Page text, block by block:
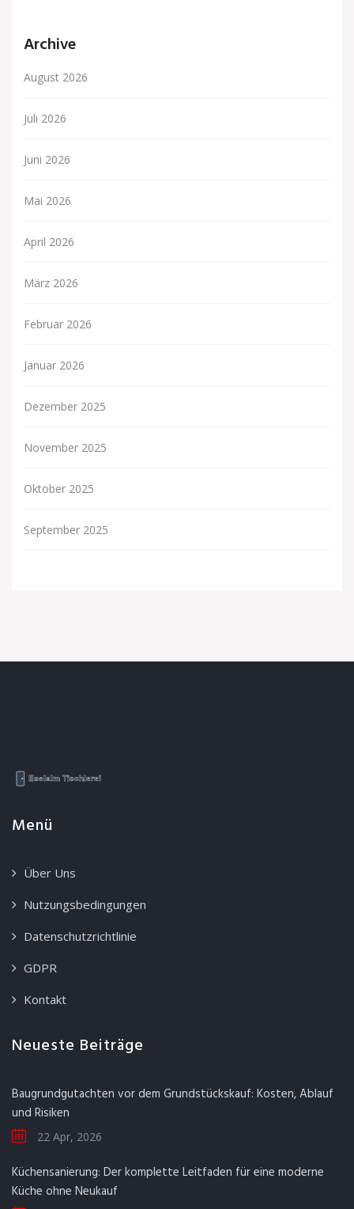
Archive
August 2026
Juli 2026
Juni 2026
Mai 2026
April 2026
März 2026
Februar 2026
Januar 2026
Dezember 2025
November 2025
Oktober 2025
September 2025
Menü
Über Uns
Nutzungsbedingungen
Datenschutzrichtlinie
GDPR
Kontakt
Neueste Beiträge
Baugrundgutachten vor dem Grundstückskauf: Kosten, Ablauf
und Risiken
22 Apr, 2026
Küchensanierung: Der komplette Leitfaden für eine moderne
Küche ohne Neukauf